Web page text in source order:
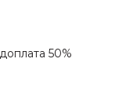
50%